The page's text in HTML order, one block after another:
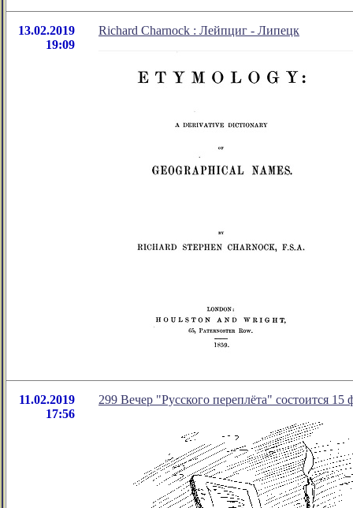
13.02.2019
19:09
Richard Charnock : Лейпциг - Липецк
11.02.2019
17:56
299 Вечер "Русского переплёта" состоится 15